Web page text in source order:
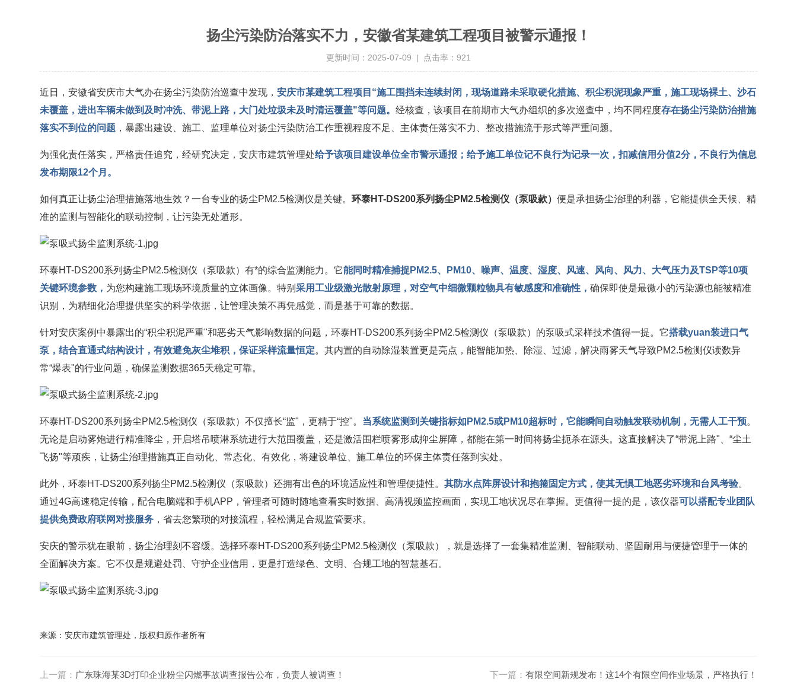
扬尘污染防治落实不力，安徽省某建筑工程项目被警示通报！
更新时间：2025-07-09 | 点击率：921
近日，安徽省安庆市大气办在扬尘污染防治巡查中发现，安庆市某建筑工程项目“施工围挡未连续封闭，现场道路未采取硬化措施、积尘积泥现象严重，施工现场裸土、沙石
未覆盖，进出车辆未做到及时冲洗、带泥上路，大门处垃圾未及时清运覆盖"等问题。经核查，该项目在前期市大气办组织的多次巡查中，均不同程度存在扬尘污染防治措施
落实不到位的问题 ，暴露出建设、施工、监理单位对扬尘污染防治工作重视程度不足、主体责任落实不力、整改措施流于形式等严重问题。
为强化责任落实，严格责任追究，经研究决定，安庆市建筑管理处给予该项目建设单位全市警示通报；给予施工单位记不良行为记录一次，扣减信用分值2分，不良行为信息
发布期限12个月。
如何真正让扬尘治理措施落地生效？一台专业的扬尘PM2.5检测仪是关键。环泰HT-DS200系列扬尘PM2.5检测仪（泵吸款）便是承担扬尘治理的利器，它能提供全天候、精
准的监测与智能化的联动控制，让污染无处遁形。
环泰HT-DS200系列扬尘PM2.5检测仪（泵吸款）有*的综合监测能力。它能同时精准捕捉PM2.5、PM10、噪声、温度、湿度、风速、风向、风力、大气压力及TSP等10项
关键环境参数， 为您构建施工现场环境质量的立体画像。特别采用工业级激光散射原理，对空气中细微颗粒物具有敏感度和准确性，确保即使是最微小的污染源也能被精准
识别，为精细化治理提供坚实的科学依据，让管理决策不再凭感觉，而是基于可靠的数据。
针对安庆案例中暴露出的“积尘积泥严重"和恶劣天气影响数据的问题，环泰HT-DS200系列扬尘PM2.5检测仪（泵吸款）的泵吸式采样技术值得一提。它搭载yuan装进口气
泵，结合直通式结构设计，有效避免灰尘堆积，保证采样流量恒定。其内置的自动除湿装置更是亮点，能智能加热、除湿、过滤，解决雨雾天气导致PM2.5检测仪读数异
常“爆表"的行业问题，确保监测数据365天稳定可靠。
环泰HT-DS200系列扬尘PM2.5检测仪（泵吸款）不仅擅长“监"，更精于“控"。 当系统监测到关键指标如PM2.5或PM10超标时，它能瞬间自动触发联动机制，无需人工干预。
无论是启动雾炮进行精准降尘，开启塔吊喷淋系统进行大范围覆盖，还是激活围栏喷雾形成抑尘屏障，都能在第一时间将扬尘扼杀在源头。这直接解决了“带泥上路"、“尘土
飞扬"等顽疾，让扬尘治理措施真正自动化、常态化、有效化，将建设单位、施工单位的环保主体责任落到实处。
此外，环泰HT-DS200系列扬尘PM2.5检测仪（泵吸款）还拥有出色的环境适应性和管理便捷性。其防水点阵屏设计和抱箍固定方式，使其无惧工地恶劣环境和台风考验。
通过4G高速稳定传输，配合电脑端和手机APP，管理者可随时随地查看实时数据、高清视频监控画面，实现工地状况尽在掌握。更值得一提的是，该仪器可以搭配专业团队
提供免费政府联网对接服务 ，省去您繁琐的对接流程，轻松满足合规监管要求。
安庆的警示犹在眼前，扬尘治理刻不容缓。选择环泰HT-DS200系列扬尘PM2.5检测仪（泵吸款），就是选择了一套集精准监测、智能联动、坚固耐用与便捷管理于一体的
全面解决方案。它不仅是规避处罚、守护企业信用，更是打造绿色、文明、合规工地的智慧基石。
来源：安庆市建筑管理处，版权归原作者所有
上一篇： 广东珠海某3D打印企业粉尘闪燃事故调查报告公布，负责人被调查！ 下一篇： 有限空间新规发布！这14个有限空间作业场景，严格执行！